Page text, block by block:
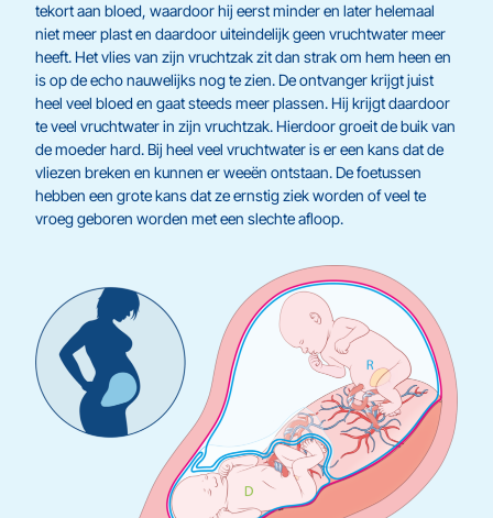
tekort aan bloed, waardoor hij eerst minder en later helemaal
niet meer plast en daardoor uiteindelijk geen vruchtwater meer
heeft. Het vlies van zijn vruchtzak zit dan strak om hem heen en
is op de echo nauwelijks nog te zien. De ontvanger krijgt juist
heel veel bloed en gaat steeds meer plassen. Hij krijgt daardoor
te veel vruchtwater in zijn vruchtzak. Hierdoor groeit de buik van
de moeder hard. Bij heel veel vruchtwater is er een kans dat de
vliezen breken en kunnen er weeën ontstaan. De foetussen
hebben een grote kans dat ze ernstig ziek worden of veel te
vroeg geboren worden met een slechte afloop.